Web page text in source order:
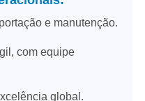
e manutenção.
com equipe
global.